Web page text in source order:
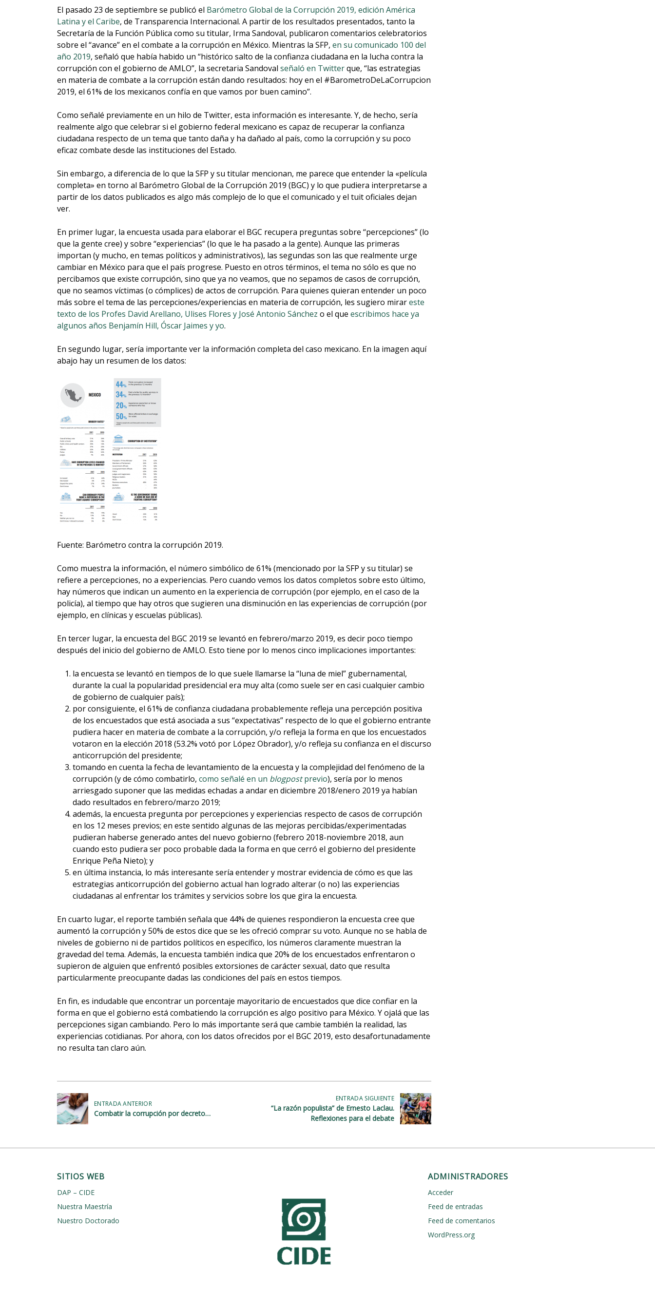
El pasado 23 de septiembre se publicó el Barómetro Global de la Corrupción 2019, edición América
Latina y el Caribe, de Transparencia Internacional. A partir de los resultados presentados, tanto la
Secretaría de la Función Pública como su titular, Irma Sandoval, publicaron comentarios celebratorios
sobre el “avance” en el combate a la corrupción en México. Mientras la SFP, en su comunicado 100 del
año 2019, señaló que había habido un “histórico salto de la confianza ciudadana en la lucha contra la
corrupción con el gobierno de AMLO”, la secretaria Sandoval señaló en Twitterque, “las estrategias
en materia de combate a la corrupción están dando resultados: hoy en el #BarometroDeLaCorrupcion
2019, el 61% de los mexicanos confía en que vamos por buen camino”.
Como señalé previamente en un hilo de Twitter, esta información es interesante. Y, de hecho, sería
realmente algo que celebrar si el gobierno federal mexicano es capaz de recuperar la confianza
ciudadana respecto de un tema que tanto daña y ha dañado al país, como la corrupción y su poco
eficaz combate desde las instituciones del Estado.
Sin embargo, a diferencia de lo que la SFP y su titular mencionan, me parece que entender la «película
completa» en torno al Barómetro Global de la Corrupción 2019 (BGC) y lo que pudiera interpretarse a
partir de los datos publicados es algo más complejo de lo que el comunicado y el tuit oficiales dejan
ver.
En primer lugar, la encuesta usada para elaborar el BGC recupera preguntas sobre “percepciones” (lo
que la gente cree) y sobre “experiencias” (lo que le ha pasado a la gente). Aunque las primeras
importan (y mucho, en temas políticos y administrativos), las segundas son las que realmente urge
cambiar en México para que el país progrese. Puesto en otros términos, el tema no sólo es que no
percibamos que existe corrupción, sino que ya no veamos, que no sepamos de casos de corrupción,
que no seamos víctimas (o cómplices) de actos de corrupción. Para quienes quieran entender un poco
más sobre el tema de las percepciones/experiencias en materia de corrupción, les sugiero mirareste
texto de los Profes David Arellano, Ulises Flores y José Antonio Sánchez o el que escribimos hace ya
algunos años Benjamín Hill, Óscar Jaimes y yo.
En segundo lugar, sería importante ver la información completa del caso mexicano. En la imagen aquí
abajo hay un resumen de los datos:
Fuente: Barómetro contra la corrupción 2019.
Como muestra la información, el número simbólico de 61% (mencionado por la SFP y su titular) se
refiere a percepciones, no a experiencias. Pero cuando vemos los datos completos sobre esto último,
hay números que indican un aumento en la experiencia de corrupción (por ejemplo, en el caso de la
policía), al tiempo que hay otros que sugieren una disminución en las experiencias de corrupción (por
ejemplo, en clínicas y escuelas públicas).
En tercer lugar, la encuesta del BGC 2019 se levantó en febrero/marzo 2019, es decir poco tiempo
después del inicio del gobierno de AMLO. Esto tiene por lo menos cinco implicaciones importantes:
la encuesta se levantó en tiempos de lo que suele llamarse la “luna de miel” gubernamental,
durante la cual la popularidad presidencial era muy alta (como suele ser en casi cualquier cambio
de gobierno de cualquier país);
por consiguiente, el 61% de confianza ciudadana probablemente refleja una percepción positiva
de los encuestados que está asociada a sus “expectativas” respecto de lo que el gobierno entrante
pudiera hacer en materia de combate a la corrupción, y/o refleja la forma en que los encuestados
votaron en la elección 2018 (53.2% votó por López Obrador), y/o refleja su confianza en el discurso
anticorrupción del presidente;
tomando en cuenta la fecha de levantamiento de la encuesta y la complejidad del fenómeno de la
corrupción (y de cómo combatirlo, como señalé en un blogpostprevio), sería por lo menos
arriesgado suponer que las medidas echadas a andar en diciembre 2018/enero 2019 ya habían
dado resultados en febrero/marzo 2019;
además, la encuesta pregunta por percepciones y experiencias respecto de casos de corrupción
en los 12 meses previos; en este sentido algunas de las mejoras percibidas/experimentadas
pudieran haberse generado antes del nuevo gobierno (febrero 2018-noviembre 2018, aun
cuando esto pudiera ser poco probable dada la forma en que cerró el gobierno del presidente
Enrique Peña Nieto); y
en última instancia, lo más interesante sería entender y mostrar evidencia de cómo es que las
estrategias anticorrupción del gobierno actual han logrado alterar (o no) las experiencias
ciudadanas al enfrentar los trámites y servicios sobre los que gira la encuesta.
En cuarto lugar, el reporte también señala que 44% de quienes respondieron la encuesta cree que
aumentó la corrupción y 50% de estos dice que se les ofreció comprar su voto. Aunque no se habla de
niveles de gobierno ni de partidos políticos en específico, los números claramente muestran la
gravedad del tema. Además, la encuesta también indica que 20% de los encuestados enfrentaron o
supieron de alguien que enfrentó posibles extorsiones de carácter sexual, dato que resulta
particularmente preocupante dadas las condiciones del país en estos tiempos.
En fin, es indudable que encontrar un porcentaje mayoritario de encuestados que dice confiar en la
forma en que el gobierno está combatiendo la corrupción es algo positivo para México. Y ojalá que las
percepciones sigan cambiando. Pero lo más importante será que cambie también la realidad, las
experiencias cotidianas. Por ahora, con los datos ofrecidos por el BGC 2019, esto desafortunadamente
no resulta tan claro aún.
N
a
v
e
a
c
i
ó
ENTRADA ANTERIOR
Combatir la corrupción por decreto…
ENTRADA SIGUIENTE
“La razón populista” de Ernesto Laclau.
Reflexiones para el debate
SITIOS WEB
DAP – CIDE
Nuestra Maestría
Nuestro Doctorado
ADMINISTRADORES
Acceder
Feed de entradas
Feed de comentarios
WordPress.org